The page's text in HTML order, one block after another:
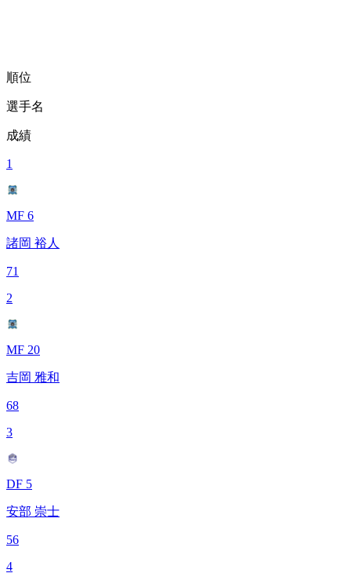
順位
選手名
成績
1
MF 6
諸岡 裕人
71
2
MF 20
吉岡 雅和
68
3
DF 5
安部 崇士
56
4